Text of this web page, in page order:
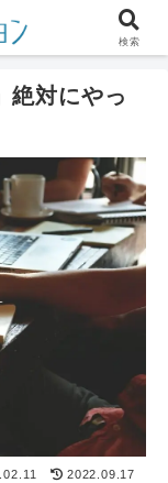
絶対にやっ
2022.09.17
検索